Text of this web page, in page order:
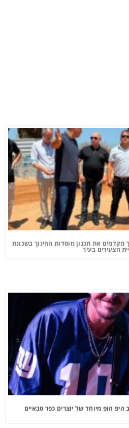
מקדמים את תכנון מוסדות החינוך בשכונת
הצעירים בעיר
הופ מיוחד של יוצרים כפר סבאיים